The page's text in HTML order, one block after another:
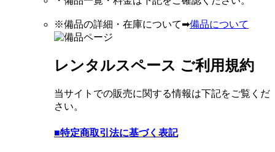
※備品の詳細・在庫について➡備品について
レンタルスペース ご利用規約
当サイトでの販売に関する情報は下記をご覧くだ
さい。
■特定商取引法に基づく表記